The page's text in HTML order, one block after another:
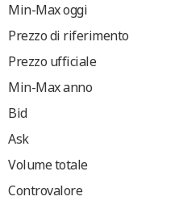
Min-Max oggi
Prezzo di riferimento
Prezzo ufficiale
Min-Max anno
Bid
Ask
Volume totale
Controvalore